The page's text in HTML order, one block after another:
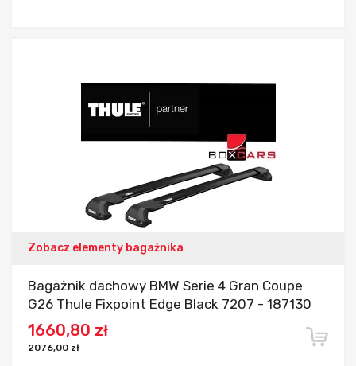
Zobacz elementy bagażnika
Bagażnik dachowy BMW Serie 4 Gran Coupe
G26 Thule Fixpoint Edge Black 7207 - 187130
1660,80 zł
2076,00 zł